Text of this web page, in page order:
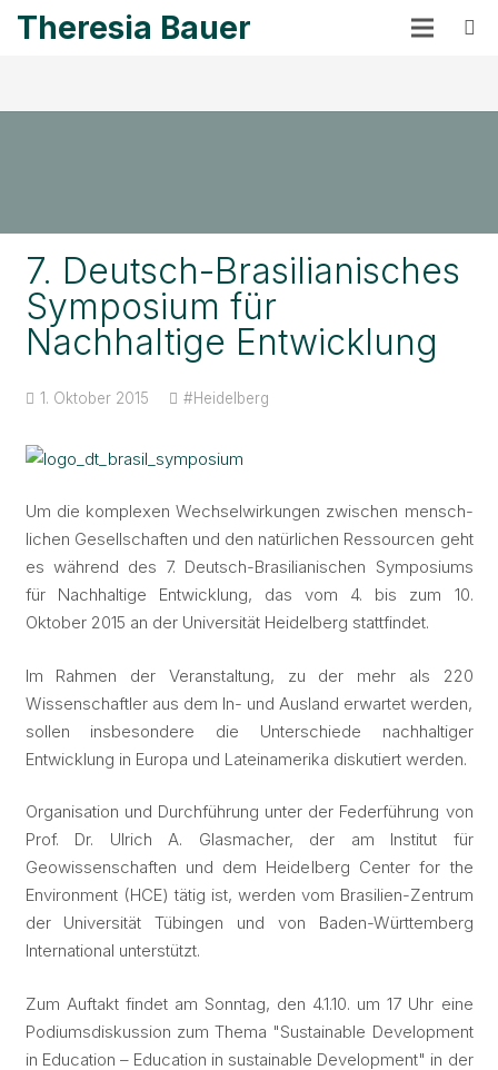
Theresia Bauer
7. Deutsch-Brasilianisches
Symposium für
Nachhaltige Entwicklung
1. Oktober 2015 #Heidelberg
Um die komplexen Wechselwirkungen zwischen mensch-
lichen Gesellschaften und den natürlichen Ressourcen geht
es während des 7. Deutsch-Brasilianischen Symposiums
für Nachhaltige Entwicklung, das vom 4. bis zum 10.
Oktober 2015 an der Universität Heidelberg stattfindet.
Im Rahmen der Veranstaltung, zu der mehr als 220
Wissenschaftler aus dem In- und Ausland erwartet werden,
sollen insbesondere die Unterschiede nachhaltiger
Entwicklung in Europa und Lateinamerika diskutiert werden.
Organisation und Durchführung unter der Federführung von
Prof. Dr. Ulrich A. Glasmacher, der am Institut für
Geowissenschaften und dem Heidelberg Center for the
Environment (HCE) tätig ist, werden vom Brasilien-Zentrum
der Universität Tübingen und von Baden-Württemberg
International unterstützt.
Zum Auftakt findet am Sonntag, den 4.1.10. um 17 Uhr eine
Podiumsdiskussion zum Thema "Sustainable Development
in Education – Education in sustainable Development" in der